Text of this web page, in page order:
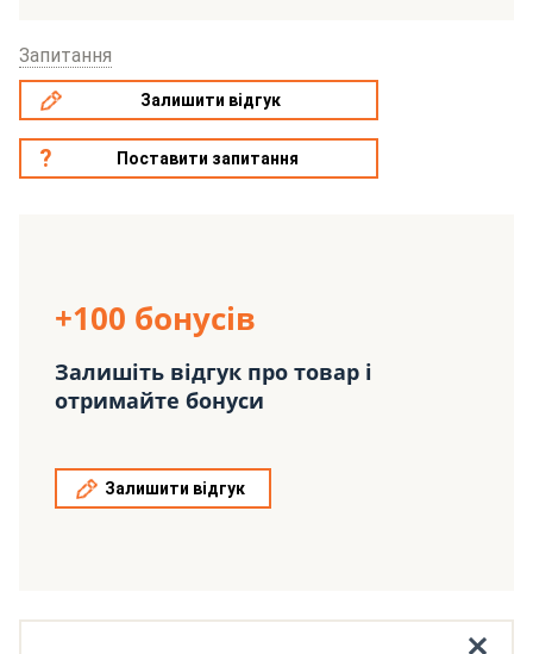
Запитання
Залишити відгук
Поставити запитання
+100 бонусів
Залишіть відгук про товар і
отримайте бонуси
Залишити відгук